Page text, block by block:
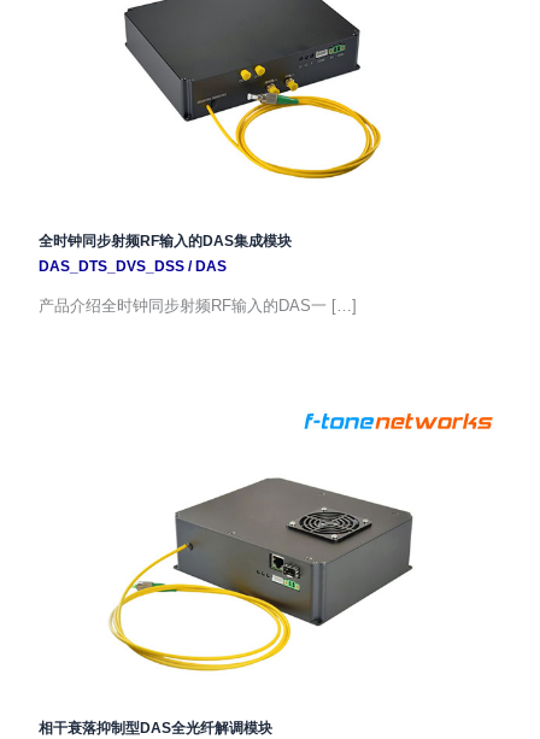
全时钟同步射频RF输入的DAS集成模块
DAS_DTS_DVS_DSS/ DAS
产品介绍全时钟同步射频RF输入的DAS一 […]
相干衰落抑制型DAS全光纤解调模块